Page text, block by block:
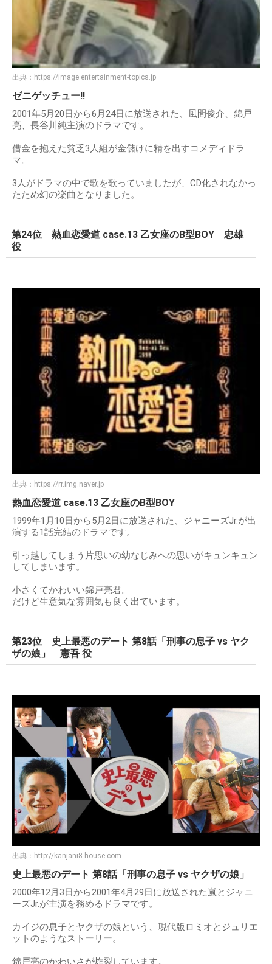
出典： https://image.entertainment-topics.jp
ゼニゲッチュー!!
2001年5月20日から6月24日に放送された、風間俊介、錦戸
亮、長谷川純主演のドラマです。
借金を抱えた貧乏3人組が金儲けに精を出すコメディドラ
マ。
3人がドラマの中で歌を歌っていましたが、CD化されなかっ
たため幻の楽曲となりました。
第24位 熱血恋愛道 case.13 乙女座のB型BOY 忠雄
役
出典： https://rr.img.naver.jp
熱血恋愛道 case.13 乙女座のB型BOY
1999年1月10日から5月2日に放送された、ジャニーズJr.が出
演する1話完結のドラマです。
引っ越してしまう片思いの幼なじみへの思いがキュンキュン
してしまいます。
小さくてかわいい錦戸亮君。
だけど生意気な雰囲気も良く出ています。
第23位 史上最悪のデート 第8話「刑事の息子 vs ヤク
ザの娘」 憲吾 役
出典： http://kanjani8-house.com
史上最悪のデート 第8話「刑事の息子 vs ヤクザの娘」
2000年12月3日から2001年4月29日に放送された嵐とジャニ
ーズJr.が主演を務めるドラマです。
カイジの息子とヤクザの娘という、現代版ロミオとジュリエ
ットのようなストーリー。
錦戸亮のかわいさが炸裂しています。